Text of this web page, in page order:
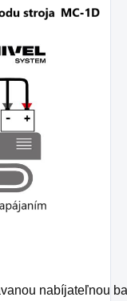
nabíjateľnou